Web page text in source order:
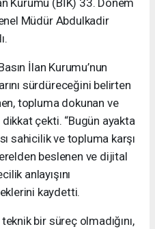
Kurumu (BİK) 33. Dönem
Müdür Abdulkadir
İlan Kurumu’nun
sürdüreceğini belirten
topluma dokunan ve
dikkat çekti. “Bugün ayakta
sahicilik ve topluma karşı
beslenen ve dijital
anlayışını
kaydetti.
bir süreç olmadığını,